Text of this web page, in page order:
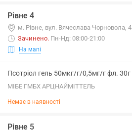
Рівне 4
м. Рівне, вул. Вячеслава Чорновола, 4
Зачинено. Пн-Нд: 08:00-21:00
На мапі
Псотріол гель 50мкг/г/0,5мг/г фл. 30г
МІБЕ ГМБХ АРЦНАЙМІТТЕЛЬ
Немає в наявності
Рівне 5